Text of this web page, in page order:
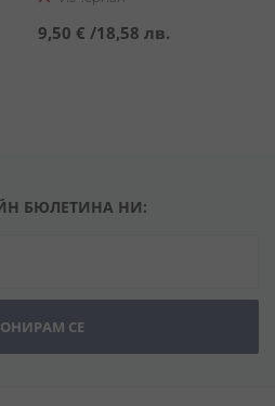
9,50 € /18,58 лв.
БЮЛЕТИНА НИ:
СЕ